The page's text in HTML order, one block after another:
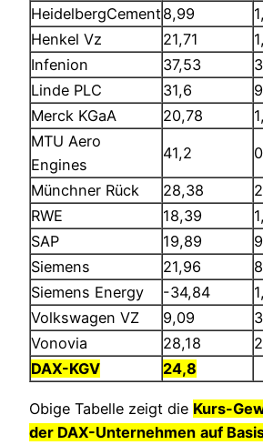
HeidelbergCement8,99
Henkel Vz
21,71
Infenion
37,53
Linde PLC
31,6
Merck KGaA
20,78
MTU Aero
Engines
41,2
Münchner Rück 28,38
RWE
18,39
SAP
19,89
Siemens
21,96
Siemens Energy
-34,84
Volkswagen VZ
9,09
Vonovia
28,18
DAX-KGV
24,8
Obige Tabelle zeigt die Kurs-
der DAX-Unternehmen auf